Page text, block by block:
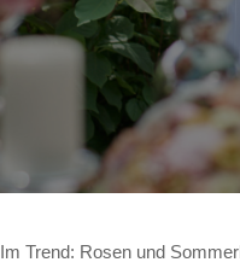
Im Trend: Rosen und